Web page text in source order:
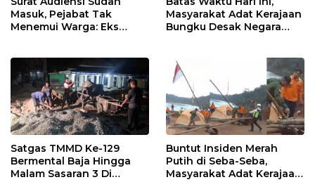
Masuk, Pejabat Tak
Menemui Warga: Eks
Transmigrasi Luwu Timur
Masyarakat Adat Kerajaan
Bungku Desak Negara
Satgas TMMD Ke-129
Bermental Baja Hingga
Malam Sasaran 3 Di
Buntut Insiden Merah
Putih di Seba-Seba,
Masyarakat Adat Kerajaan